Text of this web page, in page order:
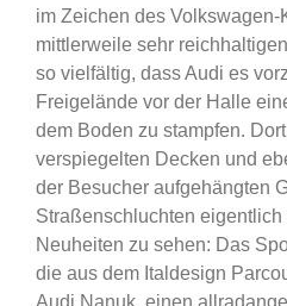
im Zeichen des
mittlerweile sehr
so vielfältig, dass Audi es
Freigelände vor der Halle
dem Boden zu stampfen.
verspiegelten Decken und
der Besucher aufgehängten
Straßenschluchten
Neuheiten zu sehen: Das
die aus dem Italdesign
Audi Nanuk, einen